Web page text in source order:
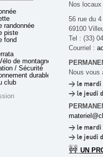
randonnée
piste
fond
de montagne
/ Sécurité
durable
club
Nos
56 rue du
69100
Tel : (33)
Courriel :
Nous vous
> le mardi
> le jeudi
> le mardi
> le jeudi
🚧 UN